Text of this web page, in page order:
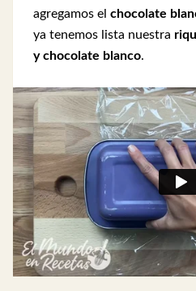
agregamos el chocolate
ya tenemos lista nuestra
y chocolate blanco.